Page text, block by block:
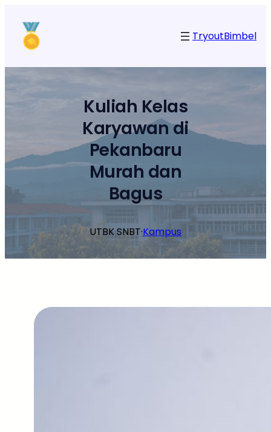
konten
TryoutBimbel
Kuliah Kelas
Karyawan di
Pekanbaru
Murah dan
Bagus
UTBK SNBT·Kampus